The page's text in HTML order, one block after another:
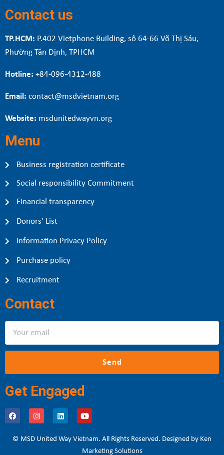
Contact us
TP.HCM: P.402 Vietphone Building, sô 64-66 Võ Thị Sáu,
Phường Tân Định, TPHCM
Hotline: +84-096-4312-488
Email: contact@msdvietnam.org
Website: msdunitedwayvn.org
Menu
Business registration certificate
Social responsibility Commitment
Financial transparency
Donors' List
Information Privacy Policy
Purchase policy
Recruitment
Contact
Send
Get Engaged
© MSD United Way Vietnam. All Rights Reserved. Designed by Ken
Marketing Solutions